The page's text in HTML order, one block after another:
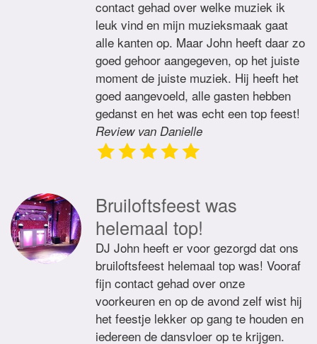
contact gehad over welke muziek ik
leuk vind en mijn muzieksmaak gaat
alle kanten op. Maar John heeft daar zo
goed gehoor aangegeven, op het juiste
moment de juiste muziek. Hij heeft het
goed aangevoeld, alle gasten hebben
gedanst en het was echt een top feest!
Review van Danielle
Bruiloftsfeest was
helemaal top!
DJ John heeft er voor gezorgd dat ons
bruiloftsfeest helemaal top was! Vooraf
fijn contact gehad over onze
voorkeuren en op de avond zelf wist hij
het feestje lekker op gang te houden en
iedereen de dansvloer op te krijgen.